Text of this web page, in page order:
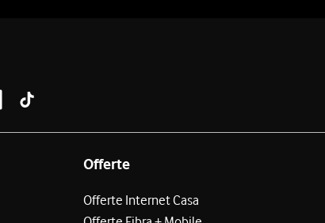
Offerte
Offerte Internet Casa